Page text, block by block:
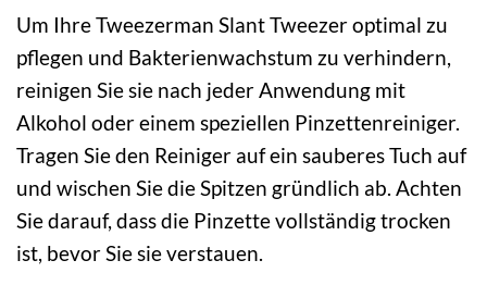
Um Ihre Tweezerman Slant Tweezer optimal zu
pflegen und Bakterienwachstum zu verhindern,
reinigen Sie sie nach jeder Anwendung mit
Alkohol oder einem speziellen Pinzettenreiniger.
Tragen Sie den Reiniger auf ein sauberes Tuch auf
und wischen Sie die Spitzen gründlich ab. Achten
Sie darauf, dass die Pinzette vollständig trocken
ist, bevor Sie sie verstauen.